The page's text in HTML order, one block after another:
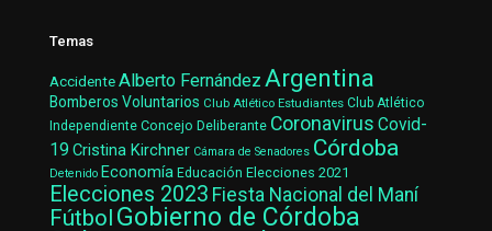
Temas
AccidenteAlberto Fernández Argentina
Bomberos Voluntarios Club Atlético Estudiantes Club Atlético
Independiente Concejo Deliberante Coronavirus Covid-
19 Cristina Kirchner Cámara de Senadores Córdoba
Detenido Economía Educación Elecciones 2021
Elecciones 2023 Fiesta Nacional del Maní
Fútbol Gobierno de Córdoba